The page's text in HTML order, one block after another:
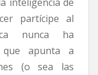
partícipe al
nunca ha
que apunta a
(o sea las